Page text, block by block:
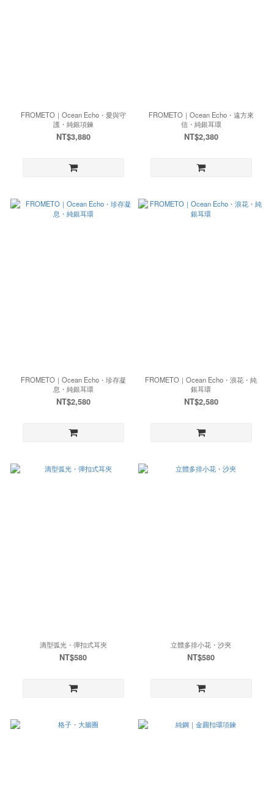
FROMETO｜Ocean Echo・愛與守
護・純銀項鍊
NT$3,880
FROMETO｜Ocean Echo・遠方來
信・純銀耳環
NT$2,380
FROMETO｜Ocean Echo・珍存凝
息・純銀耳環
NT$2,580
FROMETO｜Ocean Echo・浪花・純
銀耳環
NT$2,580
滴型弧光・彈扣式耳夾
NT$580
立體多排小花・沙夾
NT$580